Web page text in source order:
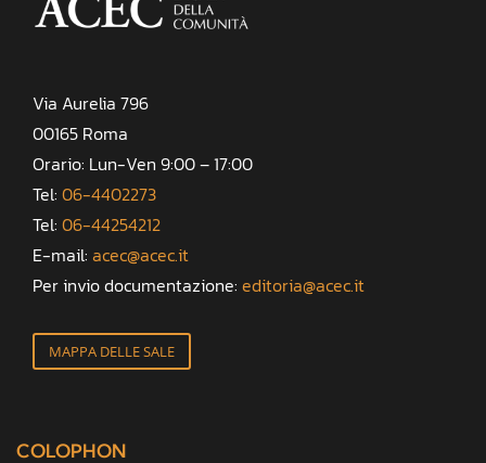
Via Aurelia 796
00165 Roma
Orario: Lun-Ven 9:00 – 17:00
Tel: 06-4402273
Tel: 06-44254212
E-mail: acec@acec.it
Per invio documentazione: editoria@acec.it
MAPPA DELLE SALE
COLOPHON